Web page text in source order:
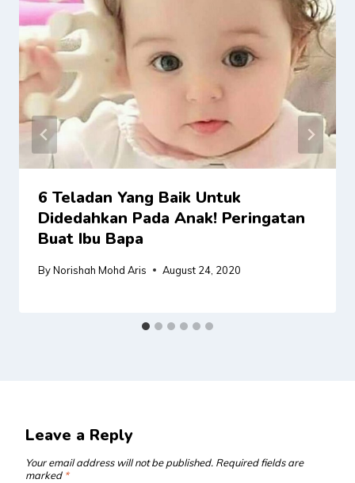
6 Teladan Yang Baik Untuk
Didedahkan Pada Anak! Peringatan
Buat Ibu Bapa
ByNorishah Mohd Aris August 24, 2020
Leave a Reply
Your email address will not be published. Required fields are
marked *